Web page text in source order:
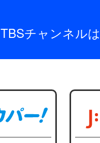
TBSチャンネル